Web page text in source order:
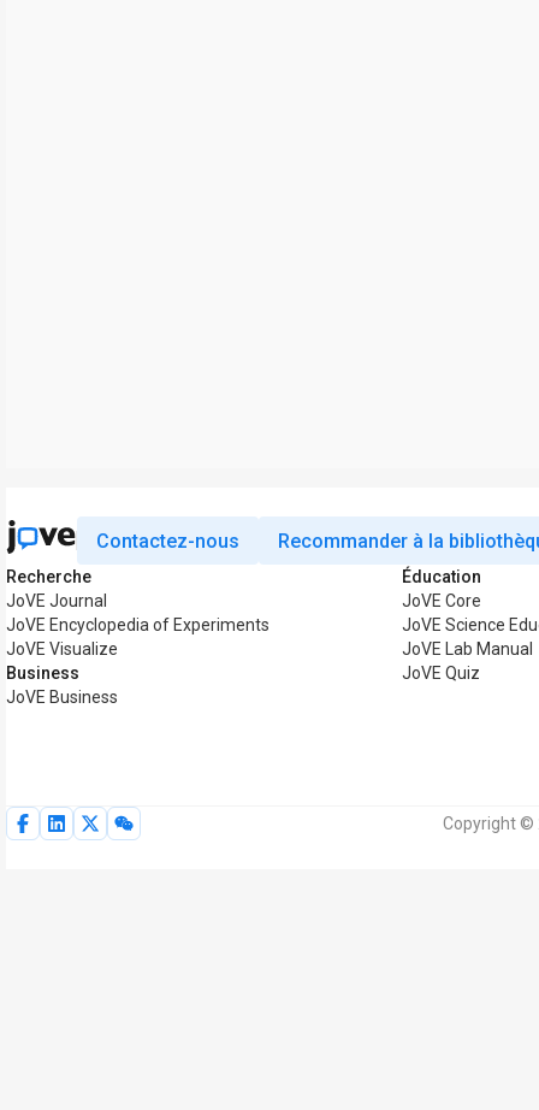
Contactez-nous Recommander à la
Recherche
JoVE Journal
JoVE Encyclopedia of Experiments
JoVE Visualize
Business
JoVE Business
Éducation
JoVE Core
JoVE Science
JoVE Lab Manual
JoVE Quiz
Copyright ©